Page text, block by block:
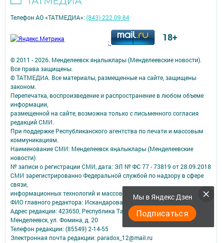
Мы в Яндекс Дзен
Подписаться
© 2011 - 2026. Менделеевск яӊалыклары (Менделеевские новости).
Все права защищены.
© ТАТМЕДИА. Все материалы, размещенные на сайте, защищены
законом.
Перепечатка, воспроизведение и распространение в любом объеме
информации,
размещенной на сайте, возможна только с письменного согласия
редакций СМИ.
При поддержке Республиканского агентства по печати и массовым
коммуникациям.
Наименование СМИ: Менделеевск яӊалыклары (Менделеевские
новости)
№ записи о регистрации СМИ, дата: ЭЛ № ФС 77 - 73819 от 28.09.2018
СМИ зарегистрированно Федеральной службой по надзору в сфере
связи,
информационных технологий и массовых коммуникаций
ФИО главного редактора: Искандарова Джулия Анатольевна
Адрес редакции: 423650, Республика Татарстан, Менделеевский р-н, г.
Менделеевск, ул. Фомина, д. 20
Телефон редакции: (85549) 2-14-55
Электронная почта редакции: paradox_12@mail.ru
Телефон АО «ТАТМЕДИА»:(843) 222 09 84
; 18+